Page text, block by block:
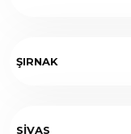
ŞIRNAK
SİVAS